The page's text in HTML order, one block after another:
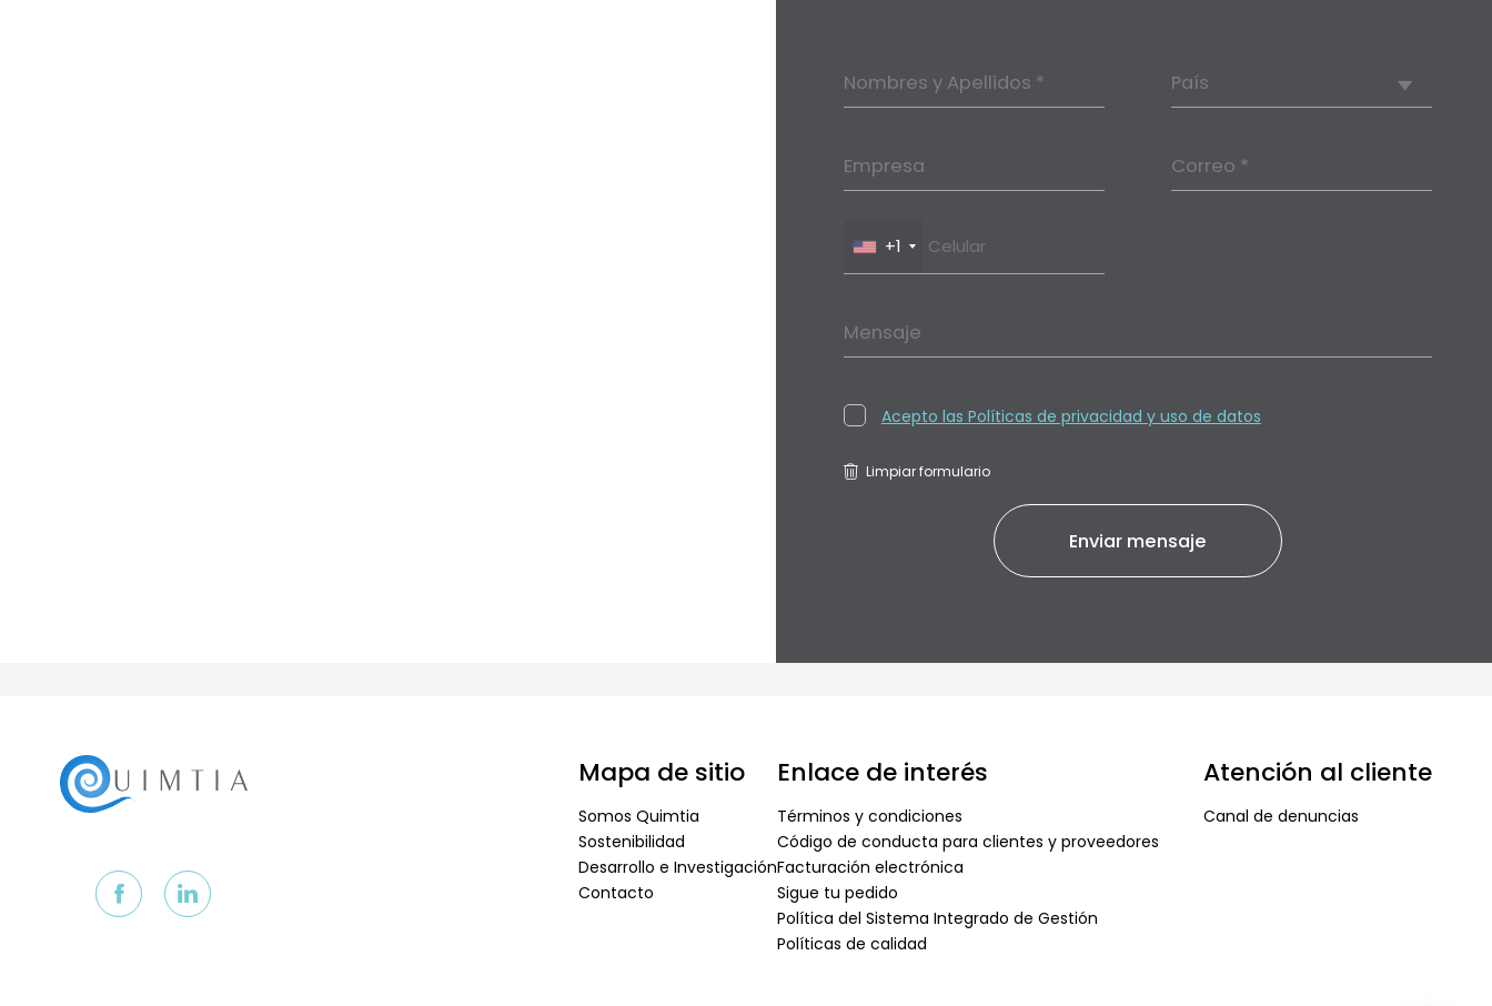
Nombres y Apellidos * País
Empresa Correo *
+1
Mensaje
Acepto las Políticas de privacidad y uso de datos
Limpiar formulario
Mapa de sitio
Somos Quimtia
Sostenibilidad
Desarrollo e Investigación
Contacto
Enlace de interés
Términos y condiciones
Código de conducta para clientes y proveedores
Facturación electrónica
Sigue tu pedido
Política del Sistema Integrado de Gestión
Políticas de calidad
Atención al cliente
Canal de denuncias